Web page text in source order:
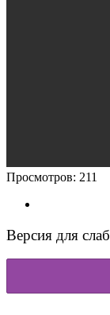
Просмотров: 211
Версия для